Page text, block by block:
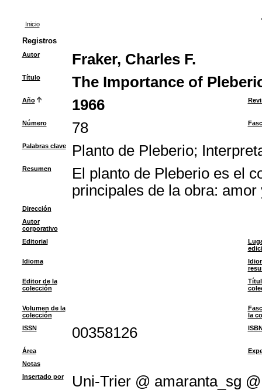
Inicio
Registros
Autor Fraker, Charles F.
Título The Importance of
Año 1966
Número 78
Palabras clave Planto de Pleberio;
Resumen
El planto de Pleberio es el
principales de la obra: amor
Dirección
Autor
corporativo
Editorial
Idioma
Editor de la
colección
Volumen de la
colección
la
ISSN
00358126
Área
Notas
Insertado por
Uni-Trier @ amaranta_sg